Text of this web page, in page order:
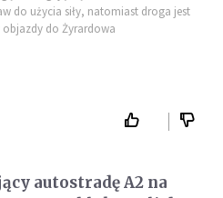
do użycia siły, natomiast droga jest
objazdy do Żyrardowa
autostradę A2 na